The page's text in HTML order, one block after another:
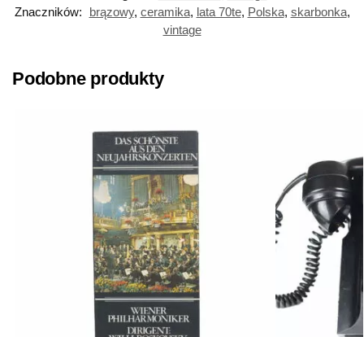
Znaczników:
brązowy, ceramika, lata 70te, Polska, skarbonka,
vintage
Podobne produkty